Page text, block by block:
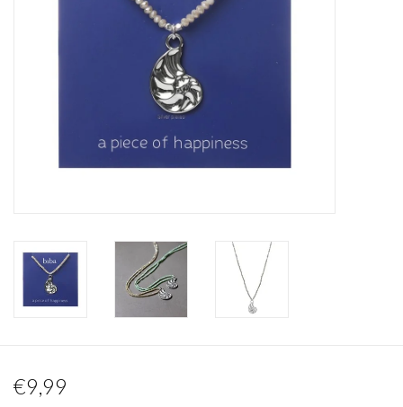
€9,99